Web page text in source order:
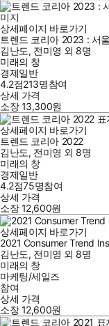
상세페이지 바로가기
트렌드 코리아 2023 : 서
김난도, 전미영 외 8명
미래의 창
경제일반
4.2점213명참여
상세 가격
소장13,300원
상세페이지 바로가기
트렌드 코리아 2022
김난도, 전미영 외 8명
미래의 창
경제일반
4.2점75명참여
상세 가격
소장12,600원
상세페이지 바로가기
2021 Consumer Trend
김난도, 전미영 외 8명
미래의 창
마케팅/세일즈
참여
상세 가격
소장12,600원